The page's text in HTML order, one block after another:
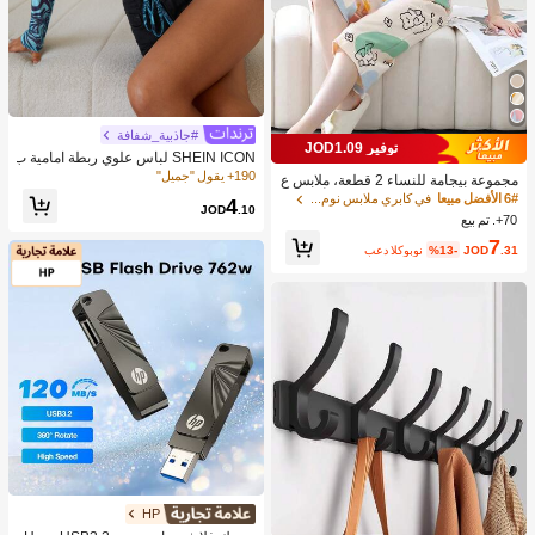
توفير JOD1.09
مجموعة بيجامة للنساء 2 قطعة، ملابس ع
لوية كم قصير مطبوعة برسومات أرنب و
مناسب للربيع والصيف
6# الأفضل مبيعا
في كابري ملابس نوم نسائية
70+. تم بيع
JOD7 .31
%13- بعد الكوبون
#جاذبية_شفافة
SHEIN ICON لباس علوي ربطة امامية ب
طباعة رخام شبكي شفاف بدون حمالة ص
190+ يقول "جميل"
JOD4.10
HP